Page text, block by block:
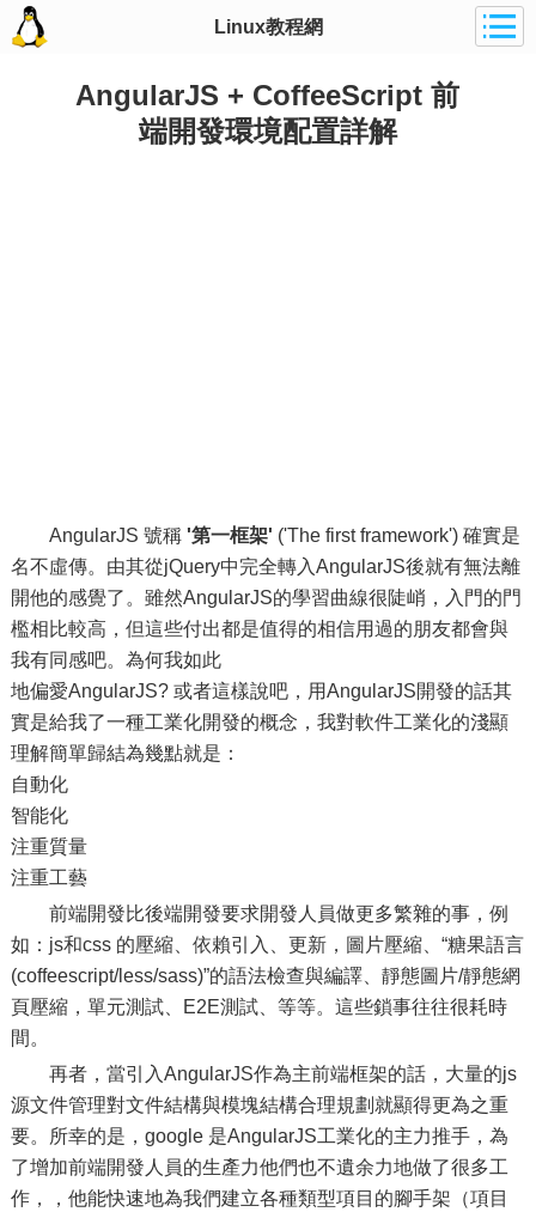
Linux教程網
AngularJS + CoffeeScript 前
端開發環境配置詳解
AngularJS 號稱 '第一框架' ('The first framework') 確實是
名不虛傳。由其從jQuery中完全轉入AngularJS後就有無法離
開他的感覺了。雖然AngularJS的學習曲線很陡峭，入門的門
檻相比較高，但這些付出都是值得的相信用過的朋友都會與
我有同感吧。為何我如此
地偏愛AngularJS? 或者這樣說吧，用AngularJS開發的話其
實是給我了一種工業化開發的概念，我對軟件工業化的淺顯
理解簡單歸結為幾點就是：
自動化
智能化
注重質量
注重工藝
前端開發比後端開發要求開發人員做更多繁雜的事，例
如：js和css 的壓縮、依賴引入、更新，圖片壓縮、“糖果語言
(coffeescript/less/sass)”的語法檢查與編譯、靜態圖片/靜態網
頁壓縮，單元測試、E2E測試、等等。這些鎖事往往很耗時
間。
再者，當引入AngularJS作為主前端框架的話，大量的js
源文件管理對文件結構與模塊結構合理規劃就顯得更為之重
要。所幸的是，google 是AngularJS工業化的主力推手，為
了增加前端開發人員的生產力他們也不遺余力地做了很多工
作，，他能快速地為我們建立各種類型項目的腳手架（項目